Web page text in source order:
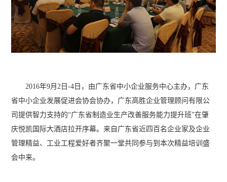
2016年9月2日-4日，由广东省中小企业服务中心主办，广东
省中小企业发展促进会协会协办，广东高胜企业管理顾问有限公
司提供智力支持的“广东省制造业生产改善服务能力提升班”在肇
庆悦凯国际大酒店拉开序幕。来自广东省近四百名企业家及企业
管理精益、工业工程爱好者齐聚一堂共同参与到本次精益培训盛
会中来。